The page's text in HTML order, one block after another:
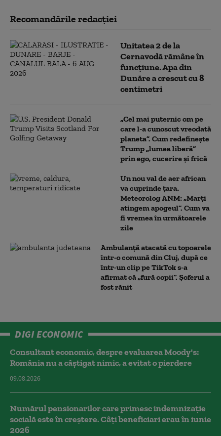
Recomandările redacţiei
Unitatea 2 de la
Cernavodă rămâne în
funcțiune. Apa din
Dunăre a crescut cu 8
centimetri
„Cel mai puternic om pe
care l-a cunoscut vreodată
planeta”. Cum redefinește
Trump „lumea liberă”
prin ego, cucerire și frică
Un nou val de aer african
va cuprinde țara.
Meteorolog ANM: „Marți
atingem apogeul”. Cum va
fi vremea în următoarele
zile
Ambulanţă atacată cu topoarele
într-o comună din Cluj, după ce
într-un clip pe TikTok s-a
afirmat că „fură copii”. Șoferul a
fost rănit
DIGI ECONOMIC
Consultant economic, despre evaluarea Moody's:
România nu a câştigat nimic, a evitat o pierdere
09.08.2026
Numărul pensionarilor care primesc indemnizaţie
socială este în creștere. Câți beneficiari erau în iunie
2026